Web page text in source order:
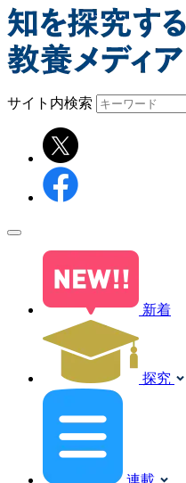
サイト内検索
新着
探究
連載